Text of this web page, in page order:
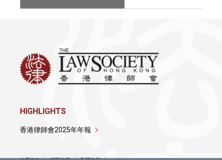
HIGHLIGHTS
香港律師會2025年年報